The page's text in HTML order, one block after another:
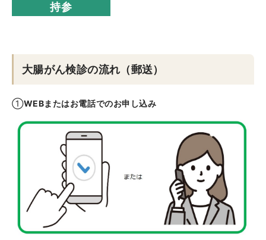
持参
大腸がん検診の流れ（郵送）
①WEBまたはお電話でのお申し込み